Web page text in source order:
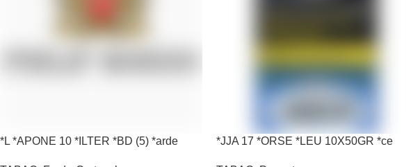
*L *APONE 10 *ILTER *BD (5) *arde *JJA 17 *ORSE *LEU 10X50GR *ce